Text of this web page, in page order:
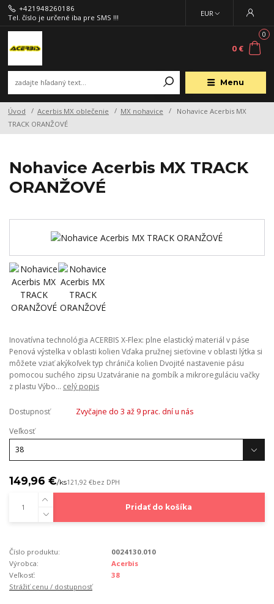
Menu
EUR
+421948260186
Tel. číslo je určené iba pre SMS !!!
0
0 €
Úvod Acerbis MX oblečenie MX nohavice
Nohavice Acerbis MX
TRACK ORANŽOVÉ
Nohavice Acerbis MX TRACK
ORANŽOVÉ
Inovatívna technológia ACERBIS X-Flex: plne elastický materiál v páse
Penová výstelka v oblasti kolien Vďaka pružnej sieťovine v oblasti lýtka si
môžete vziať akýkoľvek typ chrániča kolien Dvojité nastavenie pásu
pomocou suchého zipsu Uzatváranie na gombík a mikroreguláciu vačky
z plastu Výbo... celý popis
Dostupnosť
Zvyčajne do 3 až 9 prac. dní u nás
Veľkosť
149,96 €/ks121,92 €bez DPH
Pridať do košíka
Číslo produktu:
0024130.010
Výrobca:
Acerbis
Veľkosť:
38
Strážiť cenu / dostupnosť